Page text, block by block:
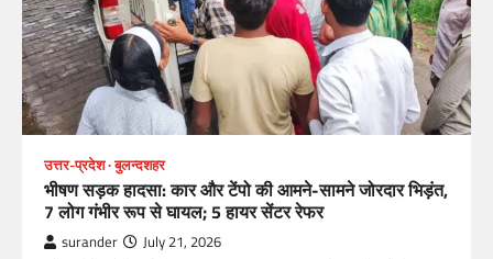
उत्तर-प्रदेश बुलन्दशहर
भीषण सड़क हादसा: कार और टेंपो की आमने-सामने जोरदार भिड़ंत,
7 लोग गंभीर रूप से घायल; 5 हायर सेंटर रेफर​
surander July 21, 2026